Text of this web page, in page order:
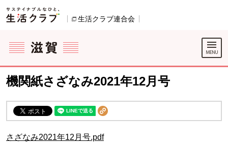
ページの先頭です。
生活クラブ連合会
ここからサイト内共通メニューです。
サイト内共通メニューをスキップする
サイト内共通メニューここまで。
機関紙さざなみ2021年12月号
さざなみ2021年12月号.pdf